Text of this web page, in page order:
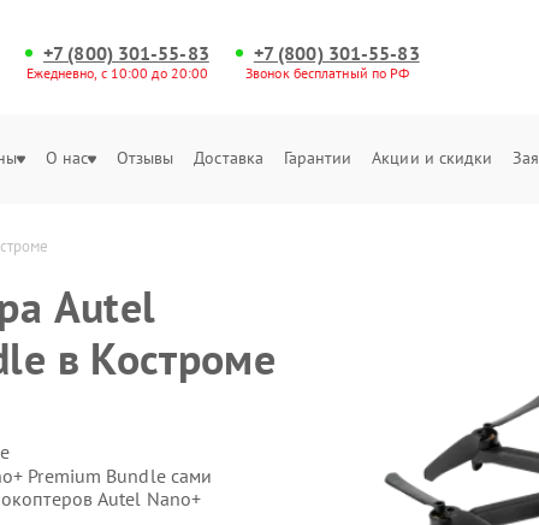
+7 (800) 301-55-83
Ежедневно, с 10:00 до 20:00
+7 (800) 301-55-83
Звонок бесплатный по РФ
О нас Отзывы Доставка Гарантии Акции и скидки
Autel
в Костроме
Premium Bundle сами
Autel Nano+